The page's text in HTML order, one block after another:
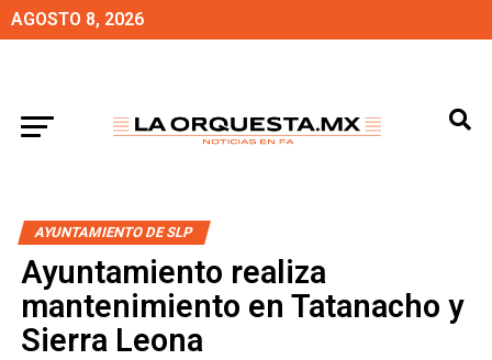
AGOSTO 8, 2026
AYUNTAMIENTO DE SLP
Ayuntamiento realiza
mantenimiento en Tatanacho y
Sierra Leona